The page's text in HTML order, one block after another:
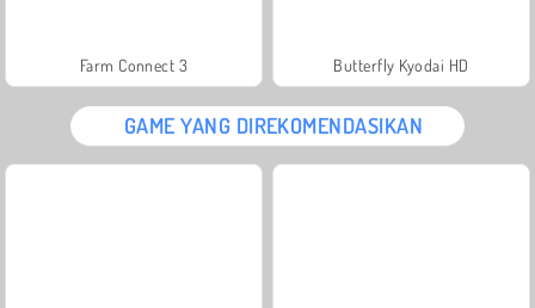
Farm Connect 3 Butterfly Kyodai HD
GAME YANG DIREKOMENDASIKAN